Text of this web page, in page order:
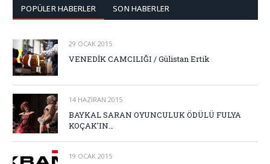
POPÜLER HABERLER SON HABERLER
29 OCAK 2015
VENEDİK CAMCILIĞI / Gülistan Ertik
14 HAZIRAN 2015
BAYKAL SARAN OYUNCULUK ÖDÜLÜ FULYA
KOÇAK’IN…
19 OCAK 2015